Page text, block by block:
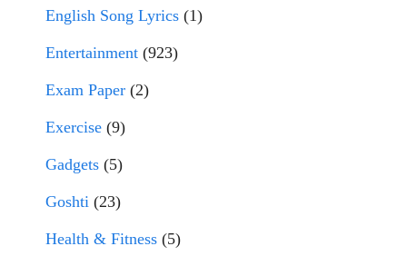
English Song Lyrics (1)
Entertainment (923)
Exam Paper (2)
Exercise (9)
Gadgets (5)
Goshti (23)
Health & Fitness (5)